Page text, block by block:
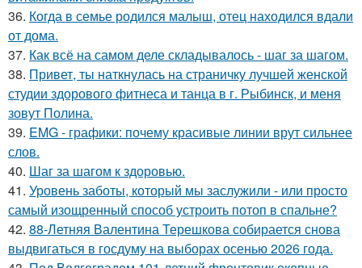
36. Когда в семье родился малыш, отец находился вдали
от дома.
37. Как всё на самом деле складывалось - шаг за шагом.
38. Привет, ты наткнулась на страничку лучшей женской
студии здорового фитнеса и танца в г. Рыбинск, и меня
зовут Полина.
39. EMG - графики: почему красивые линии врут сильнее
слов.
40. Шаг за шагом к здоровью.
41. Уровень заботы, который мы заслужили - или просто
самый изощренный способ устроить потоп в спальне?
42. 88-Летняя Валентина Терешкова собирается снова
выдвигаться в госдуму на выборах осенью 2026 года.